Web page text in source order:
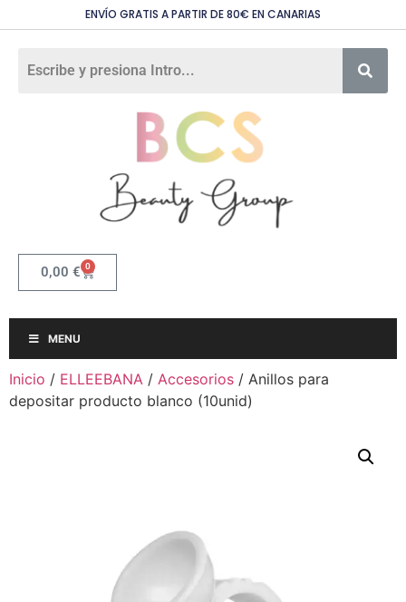
ENVÍO GRATIS A PARTIR DE 80€ EN CANARIAS
0,00 € 0
MENU
Inicio / ELLEEBANA / Accesorios / Anillos para
depositar producto blanco (10unid)